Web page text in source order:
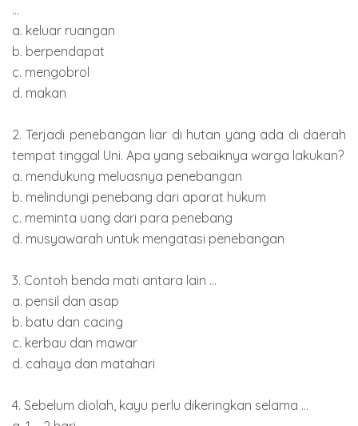
...
a. keluar ruangan
b. berpendapat
c. mengobrol
d. makan
2. Terjadi penebangan liar di hutan yang ada di daerah
tempat tinggal Uni. Apa yang sebaiknya warga lakukan?
a. mendukung meluasnya penebangan
b. melindungi penebang dari aparat hukum
c. meminta uang dari para penebang
d. musyawarah untuk mengatasi penebangan
3. Contoh benda mati antara lain ...
a. pensil dan asap
b. batu dan cacing
c. kerbau dan mawar
d. cahaya dan matahari
4. Sebelum diolah, kayu perlu dikeringkan selama ...